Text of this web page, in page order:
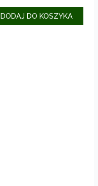
DODAJ DO KOSZYKA